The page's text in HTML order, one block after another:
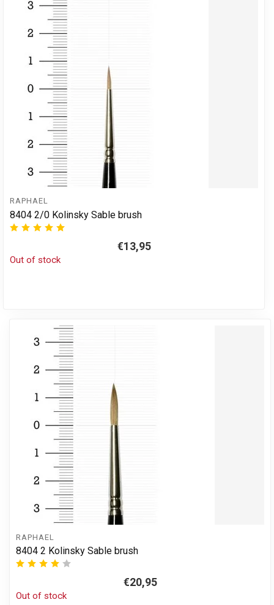
RAPHAEL
8404 2/0 Kolinsky Sable brush
€13,95
Out of stock
RAPHAEL
8404 2 Kolinsky Sable brush
€20,95
Out of stock